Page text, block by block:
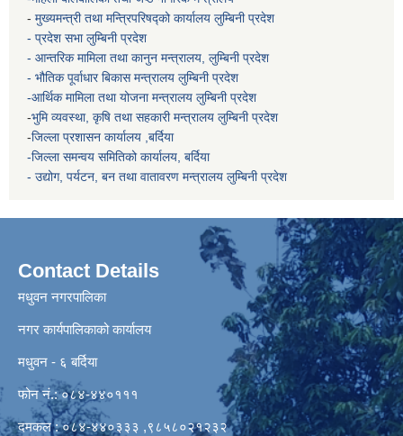
- मुख्यमन्त्री तथा मन्त्रिपरिषद्को कार्यालय लुम्बिनी प्रदेश
- प्रदेश सभा लुम्बिनी प्रदेश
- आन्तरिक मामिला तथा कानुन मन्त्रालय, लुम्बिनी प्रदेश
- भौतिक पूर्वाधार बिकास मन्त्रालय लुम्बिनी प्रदेश
-आर्थिक मामिला तथा योजना मन्त्रालय लुम्बिनी प्रदेश
-भुमि व्यवस्था, कृषि तथा सहकारी मन्त्रालय लुम्बिनी प्रदेश
-जिल्ला प्रशासन कार्यालय ,बर्दिया
-जिल्ला समन्वय समितिको कार्यालय, बर्दिया
- उद्योग, पर्यटन, बन तथा वातावरण मन्त्रालय लुम्बिनी प्रदेश
Contact Details
मधुवन नगरपालिका
नगर कार्यपालिकाको कार्यालय
मधुवन - ६ बर्दिया
फोन नं.: ०८४-४४०१११
दमकल : ०८४-४४०३३३ ,९८५८०२१२३२